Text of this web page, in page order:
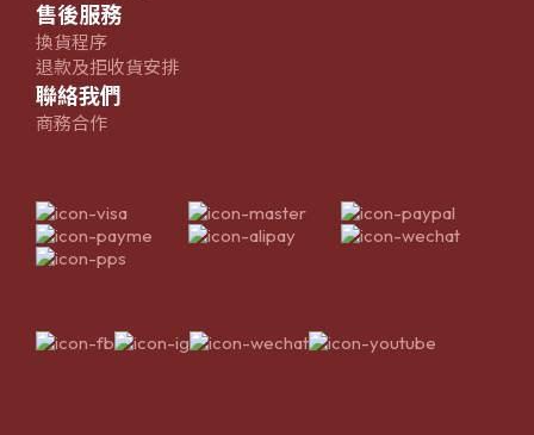
售後服務
換貨程序
退款及拒收貨安排
聯絡我們
商務合作